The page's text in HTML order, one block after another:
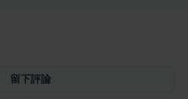
留下評論